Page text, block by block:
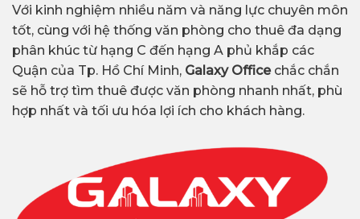
Với kinh nghiệm nhiều năm và năng lực chuyên môn
tốt, cùng với hệ thống văn phòng cho thuê đa dạng
phân khúc từ hạng C đến hạng A phủ khắp các
Quận của Tp. Hồ Chí Minh, Galaxy Office chắc chắn
sẽ hỗ trợ tìm thuê được văn phòng nhanh nhất, phù
hợp nhất và tối ưu hóa lợi ích cho khách hàng.